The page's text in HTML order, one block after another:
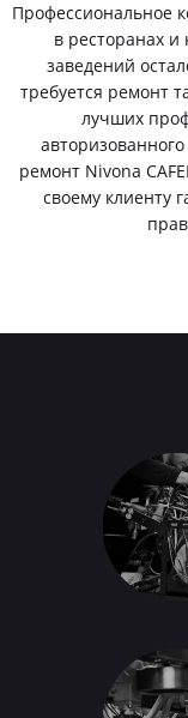
Профессиональное
в ресторанах
заведений
требуется ремонт
лучших
ремонт Nivona
своему клиенту